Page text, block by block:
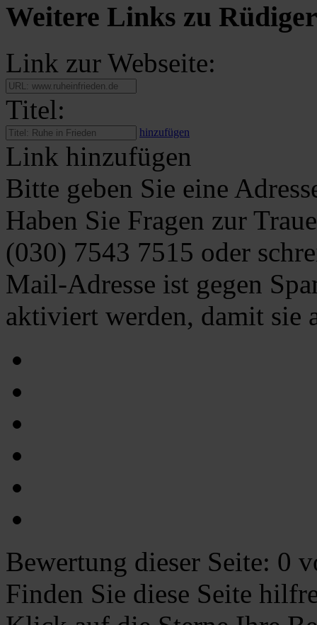
Weitere Links zu
Link zur Webseite:
Titel:
hinzufügen
Link hinzufügen
Bitte geben Sie eine
Haben Sie Fragen zur
(030) 7543 7515 oder
Mail-Adresse ist gegen
aktiviert werden, damit sie
Bewertung dieser Seite: 0
Finden Sie diese Seite